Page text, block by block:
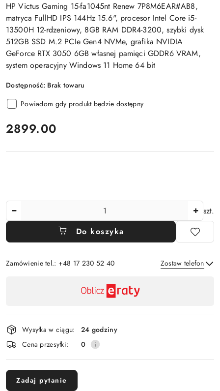
HP Victus Gaming 15-fa1045nt Renew 7P8M6EAR#AB8,
matryca FullHD IPS 144Hz 15.6", procesor Intel Core i5-
13500H 12-rdzeniowy, 8GB RAM DDR4-3200, szybki dysk
512GB SSD M.2 PCIe Gen4 NVMe, grafika NVIDIA
GeForce RTX 3050 6GB własnej pamięci GDDR6 VRAM,
system operacyjny Windows 11 Home 64 bit
Dostępność: Brak towaru
Powiadom gdy produkt będzie dostępny
cena:
2899.00
szt.
Do koszyka
Zamówienie tel.: +48 17 230 52 40 Zostaw telefon
płatność
i
dostawa
Wysyłka w ciągu:
24 godziny
Cena przesyłki:
0
Zadaj pytanie